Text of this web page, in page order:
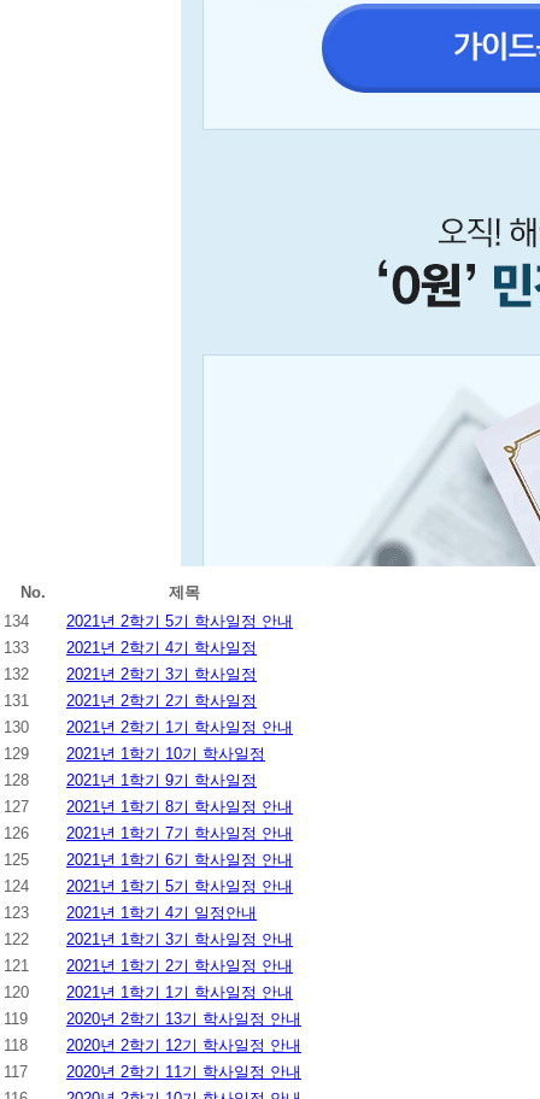
No.
제목
134
2021년 2학기 5기 학사일정 안내
133
2021년 2학기 4기 학사일정
132
2021년 2학기 3기 학사일정
131
2021년 2학기 2기 학사일정
130
2021년 2학기 1기 학사일정 안내
129
2021년 1학기 10기 학사일정
128
2021년 1학기 9기 학사일정
127
2021년 1학기 8기 학사일정 안내
126
2021년 1학기 7기 학사일정 안내
125
2021년 1학기 6기 학사일정 안내
124
2021년 1학기 5기 학사일정 안내
123
2021년 1학기 4기 일정안내
122
2021년 1학기 3기 학사일정 안내
121
2021년 1학기 2기 학사일정 안내
120
2021년 1학기 1기 학사일정 안내
119
2020년 2학기 13기 학사일정 안내
118
2020년 2학기 12기 학사일정 안내
117
2020년 2학기 11기 학사일정 안내